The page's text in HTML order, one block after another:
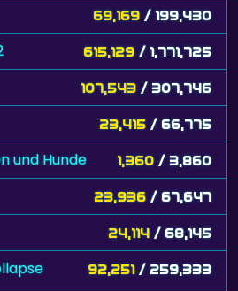
69,169 / 199,430
615,129 / 1,771,725
107,543 / 307,746
23,415 / 66,775
und Hunde 1,360 / 3,860
23,936 / 67,647
24,114 / 68,145
92,251 / 259,333